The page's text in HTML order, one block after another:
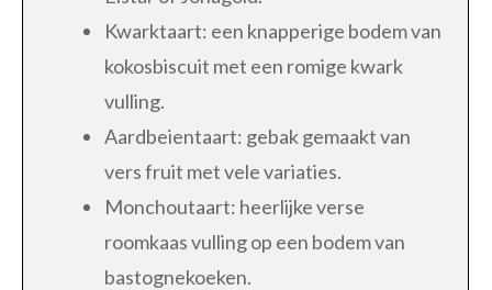
Kwarktaart: een knapperige bodem van
kokosbiscuit met een romige kwark
vulling.
Aardbeientaart: gebak gemaakt van
vers fruit met vele variaties.
Monchoutaart: heerlijke verse
roomkaas vulling op een bodem van
bastognekoeken.